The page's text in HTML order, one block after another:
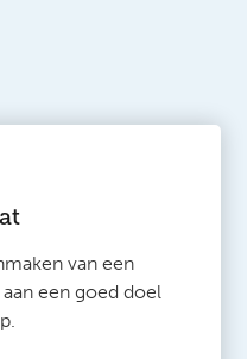
van een
een goed doel